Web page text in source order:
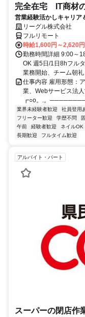
完全在宅 IT商材
営業経験活かしキャリ
リーグル株式会社
フルリモート
時給1,600円～2,620円
勤務時間詳細 9:00～
OK 週5日/1日8hフル
業務開始、チーム朝
仕事内容 雇用形態：
業、Webサービス法
┏○o。.。
業界未経験者歓迎 社員登用
フリーター歓迎
学歴不問
午前
経験者歓迎 ネイルOK
長期歓迎
フルタイム歓迎
アルバイト・パート
スーパーの閉店作